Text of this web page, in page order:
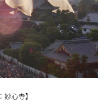
妙心寺】